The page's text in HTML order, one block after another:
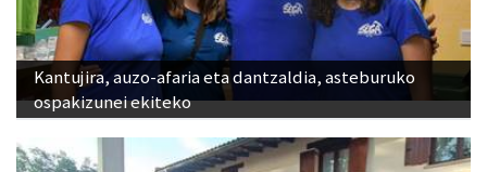
Kantujira, auzo-afaria eta dantzaldia, asteburuko
ospakizunei ekiteko